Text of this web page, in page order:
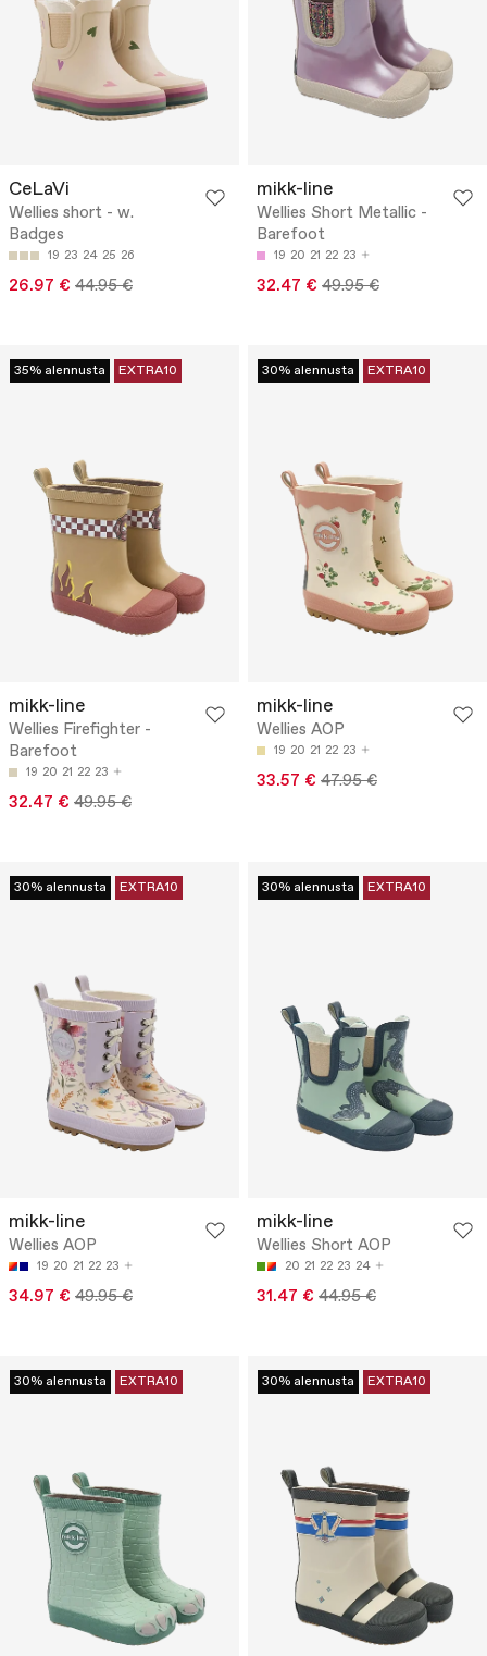
CeLaVi
Wellies short - w.
Badges
19 23 24 25 26
26.97 € 44.95 €
mikk-line
Wellies Short Metallic -
Barefoot
19 20 21 22 23
32.47 € 49.95 €
35% alennusta EXTRA10
mikk-line
Wellies Firefighter -
Barefoot
19 20 21 22 23
32.47 € 49.95 €
30% alennusta EXTRA10
mikk-line
Wellies AOP
19 20 21 22 23
33.57 € 47.95 €
30% alennusta EXTRA10
mikk-line
Wellies AOP
19 20 21 22 23
34.97 € 49.95 €
30% alennusta EXTRA10
mikk-line
Wellies Short AOP
20 21 22 23 24
31.47 € 44.95 €
30% alennusta EXTRA10 30% alennusta EXTRA10